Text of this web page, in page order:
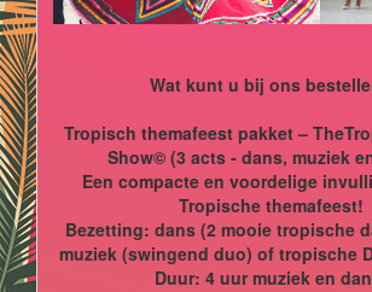
Wat kunt u bij ons
Tropisch themafeest pakket –
Show© (3 acts - dans, muziek
Een compacte en voordelige
Tropische themafeest!
Bezetting: dans (2 mooie tropische
muziek (swingend duo) of tropische
Duur: 4 uur muziek en